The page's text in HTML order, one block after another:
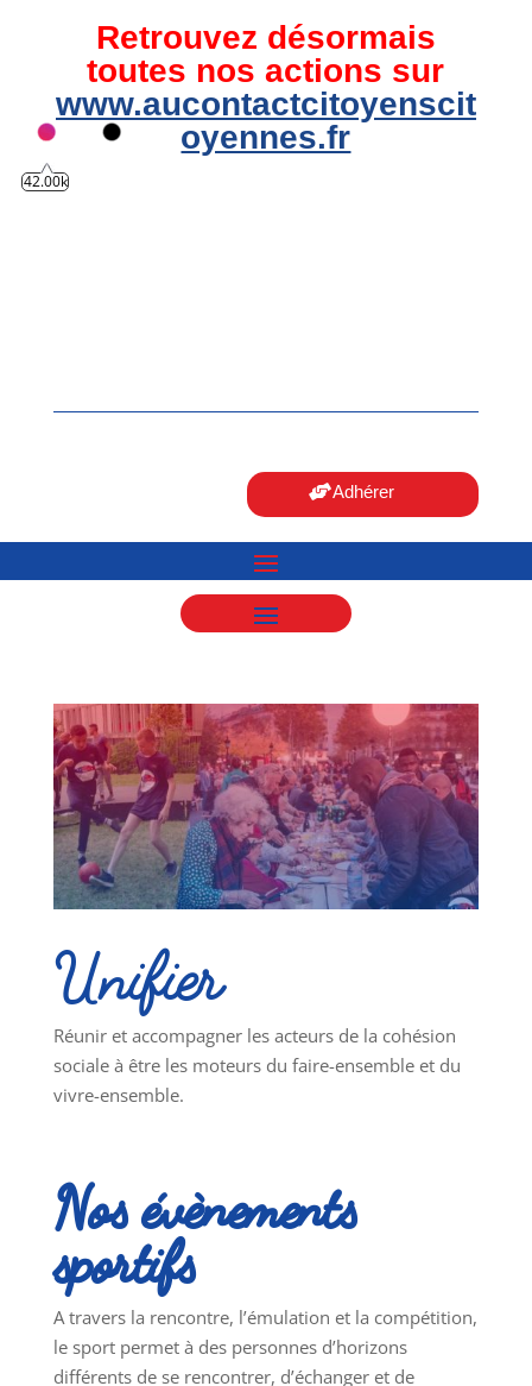
Retrouvez désormais
toutes nos actions sur
www.aucontactcitoyenscit
oyennes.fr
Adhérer
Unifier
Réunir et accompagner les acteurs de la cohésion
sociale à être les moteurs du faire-ensemble et du
vivre-ensemble.
Nos évènements
sportifs
A travers la rencontre, l’émulation et la compétition,
le sport permet à des personnes d’horizons
différents de se rencontrer, d’échanger et de
42.00k